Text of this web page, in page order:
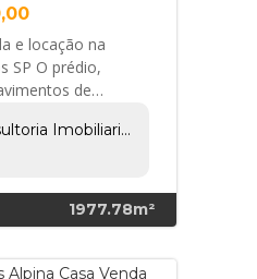
e locação na
SP O prédio,
de
látex... HmPolo
e
HmPolo Consultoria Imobiliaria E Empreendimentos Ltda
1977.78m²